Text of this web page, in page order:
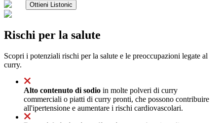
Ottieni Listonic
Rischi per la salute
Scopri i potenziali rischi per la salute e le preoccupazioni legate al
curry.
Alto contenuto di sodio in molte polveri di curry
commerciali o piatti di curry pronti, che possono contribuire
all'ipertensione e aumentare i rischi cardiovascolari.